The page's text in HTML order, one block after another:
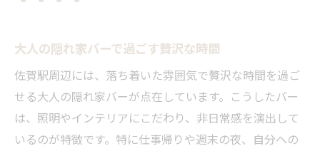
大人の隠れ家バーで過ごす贅沢な時間
佐賀駅周辺には、落ち着いた雰囲気で贅沢な時間を過ご
せる大人の隠れ家バーが点在しています。こうしたバー
は、照明やインテリアにこだわり、非日常感を演出して
いるのが特徴です。特に仕事帰りや週末の夜、自分への